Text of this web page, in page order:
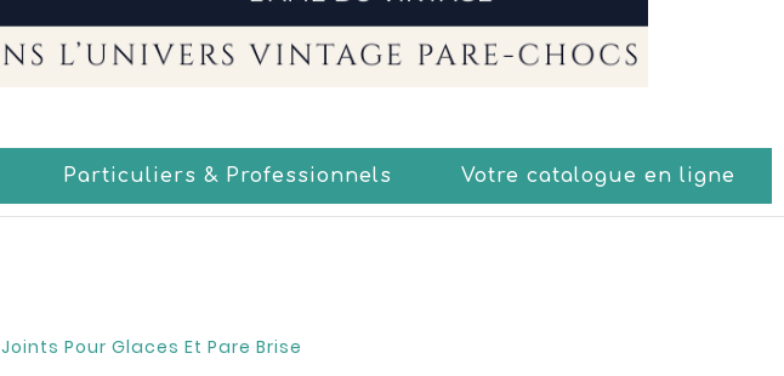
Particuliers & Professionnels Votre catalogue en ligne
Joints Pour Glaces Et Pare Brise